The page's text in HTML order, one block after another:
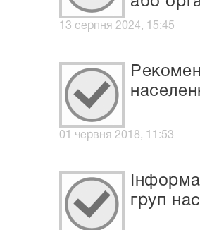
13 серпня 2024, 15:45
01 червня 2018, 11:53
груп